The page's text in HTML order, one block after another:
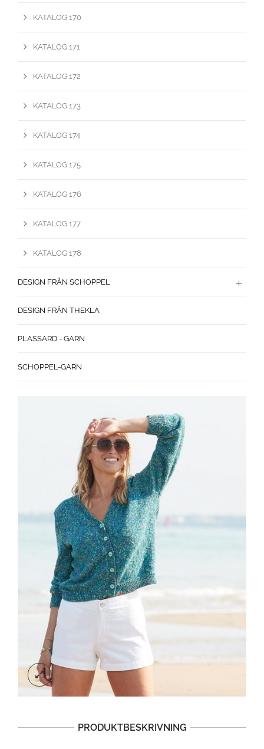
PRODUKTBESKRIVNING
KATALOG 170
KATALOG 171
KATALOG 172
KATALOG 173
KATALOG 174
KATALOG 175
KATALOG 176
KATALOG 177
KATALOG 178
DESIGN FRÅN SCHOPPEL
DESIGN FRÅN THEKLA
PLASSARD - GARN
SCHOPPEL-GARN